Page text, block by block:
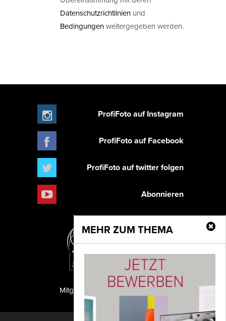
Datenschutzrichtlinien und
Bedingungenweitergegeben werden.
MEHR ZUM THEMA
ProfiFoto auf Instagram
ProfiFoto auf Facebook
ProfiFoto auf twitter folgen
Abonnieren
PF Publishing GmbH
Mitglied der TIPA